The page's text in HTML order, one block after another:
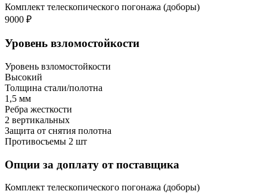
Комплект телескопического погонажа (доборы)
9000 ₽
Уровень взломостойкости
Уровень взломостойкости
Высокий
Толщина стали/полотна
1,5 мм
Ребра жесткости
2 вертикальных
Защита от снятия полотна
Противосъемы 2 шт
Опции за доплату от поставщика
Комплект телескопического погонажа (доборы)